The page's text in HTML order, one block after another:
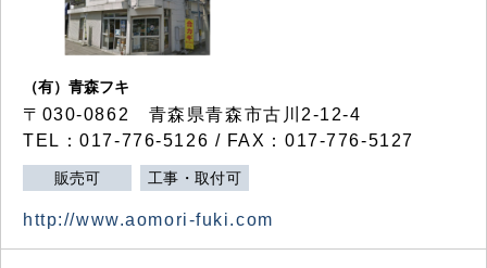
（有）青森フキ
〒030-0862 青森県青森市古川2-12-4
TEL：017-776-5126 / FAX：017-776-5127
販売可 工事・取付可
http://www.aomori-fuki.com